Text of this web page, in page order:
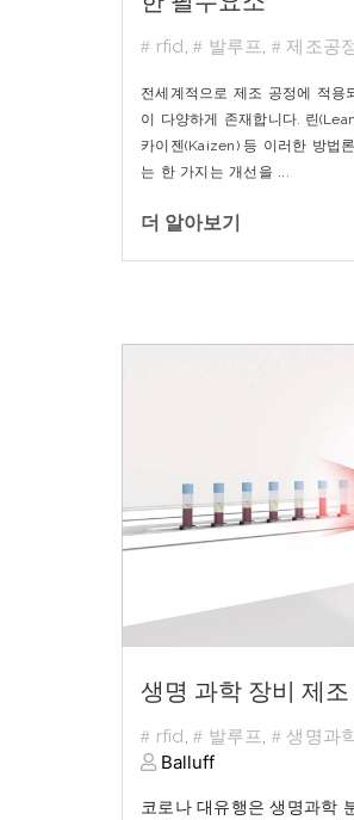
rfid, 발루프, 제조공
전세계적으로 제조 공정에 적용
이
다양하게 존재합니다. 린
카이젠(Kaizen) 등 이러한 방법론
는 한 가지는 개선을 ...
더 알아보기
생명 과학 장비 제
rfid, 발루프, 생명과
Balluff
코로나 대유행은 생명과학